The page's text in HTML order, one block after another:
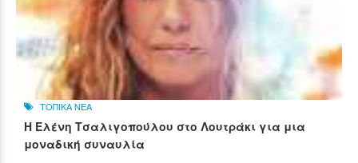
ΤΟΠΙΚΑ ΝΕΑ
Η Ελένη Τσαλιγοπούλου στο Λουτράκι για μια
μοναδική συναυλία